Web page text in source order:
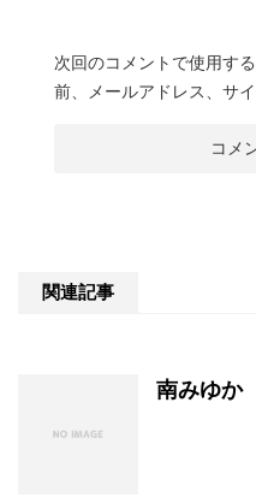
次回のコメントで使用す
前、メールアドレス、サイ
関連記事
南みゆか